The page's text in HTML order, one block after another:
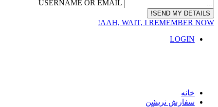
USERNAME OR EMAIL
AAH, WAIT, I
نریشن